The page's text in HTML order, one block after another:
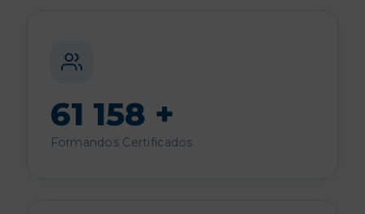
61 158 +
Formandos Certificados